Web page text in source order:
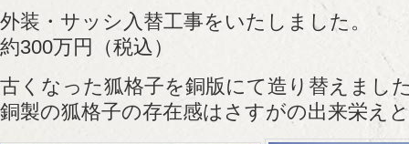
外装・サッシ入替工事をいたしました。
約300万円（税込）
古くなった狐格子を銅版にて造り替えまし
銅製の狐格子の存在感はさすがの出来栄え